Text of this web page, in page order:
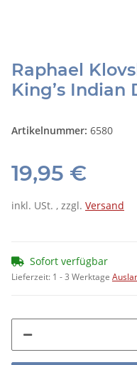
Raphael
King’s Indian
Artikelnummer: 6580
19,95 €
inkl. USt. , zzgl. Versand
Sofort verfügbar
Lieferzeit: 1 - 3 Werktage